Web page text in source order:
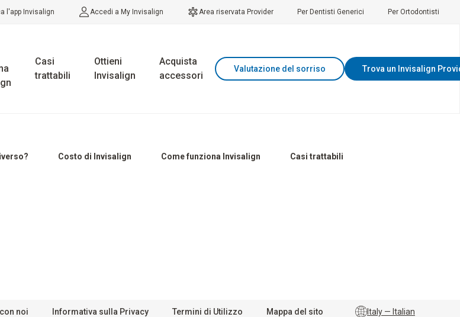
l'app Invisalign Accedi a My Invisalign Area riservata Provider Per Dentisti Generici Per Ortodontisti
Casi
trattabili
Ottieni
Invisalign
Acquista
accessori
Valutazione del sorriso Trova un Invisalign
Costo di Invisalign Come funziona Invisalign Casi trattabili
noi Informativa sulla Privacy Termini di Utilizzo Mappa del sito Italy — Italian